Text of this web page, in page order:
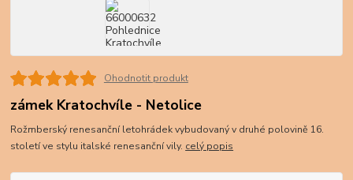
Ohodnotit produkt
zámek Kratochvíle - Netolice
Rožmberský renesanční letohrádek vybudovaný v druhé polovině 16.
století ve stylu italské renesanční vily. celý popis